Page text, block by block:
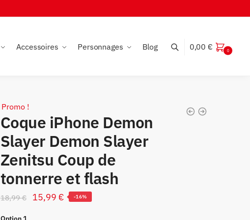
Accessoires Personnages Blog 0,00 € 0
Promo !
Coque iPhone Demon
Slayer Demon Slayer
Zenitsu Coup de
tonnerre et flash
18,99€
Le
15,99 €Le
-16%